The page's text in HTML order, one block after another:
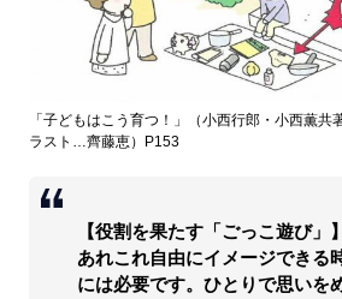
「子どもはこう育つ！」（小西行郎・小西薫
ラスト…齊藤恵）P153
【役割を果たす「ごっこ遊び」
あれこれ自由にイメージできる
には必要です。ひとりで思いを